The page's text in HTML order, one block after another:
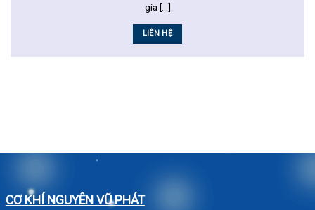
gia [...]
LIÊN HỆ
CƠ KHÍ NGUYÊN VŨ PHÁT